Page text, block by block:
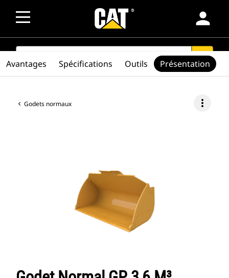
person
SEARCH search
Godets normaux more_vert
Avantages Spécifications Outils Présentation